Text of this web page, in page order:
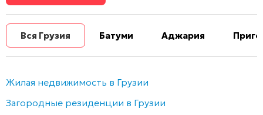
Вся Грузия Батуми Аджария
Жилая недвижимость в Грузии
Загородные резиденции в Грузии